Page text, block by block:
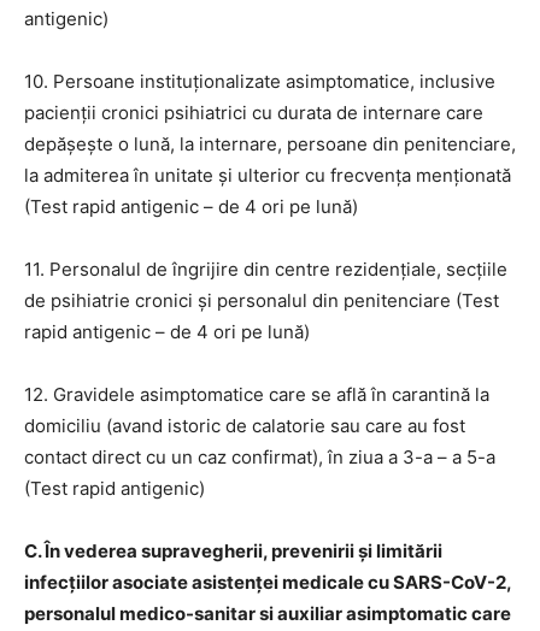
antigenic)
10. Persoane instituționalizate asimptomatice, inclusive
pacienții cronici psihiatrici cu durata de internare care
depășește o lună, la internare, persoane din penitenciare,
la admiterea în unitate și ulterior cu frecvența menționată
(Test rapid antigenic – de 4 ori pe lună)
11. Personalul de îngrijire din centre rezidențiale, secțiile
de psihiatrie cronici și personalul din penitenciare (Test
rapid antigenic – de 4 ori pe lună)
12. Gravidele asimptomatice care se află în carantină la
domiciliu (avand istoric de calatorie sau care au fost
contact direct cu un caz confirmat), în ziua a 3-a – a 5-a
(Test rapid antigenic)
C. În vederea supravegherii, prevenirii şi limitării
infecţiilor asociate asistenţei medicale cu SARS-CoV-2,
personalul medico-sanitar si auxiliar asimptomatic care